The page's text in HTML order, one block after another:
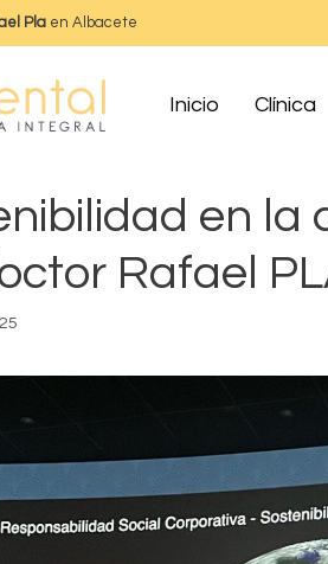
Pla en Albacete
Inicio Clínica
en la
Rafael